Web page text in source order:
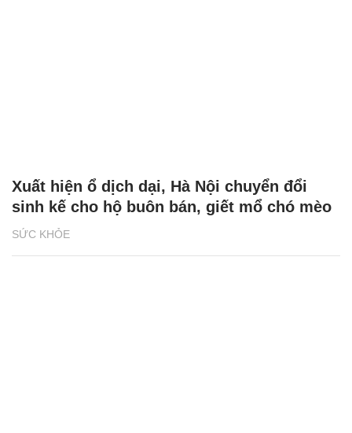
SỨC KHỎE
Xuất hiện ổ dịch dại, Hà Nội chuyển đổi
sinh kế cho hộ buôn bán, giết mổ chó mèo